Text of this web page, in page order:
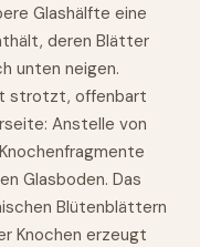
Glashälfte eine
deren Blätter
unten neigen.
strotzt, offenbart
Anstelle von
Glasboden. Das
Blütenblättern
Knochen erzeugt